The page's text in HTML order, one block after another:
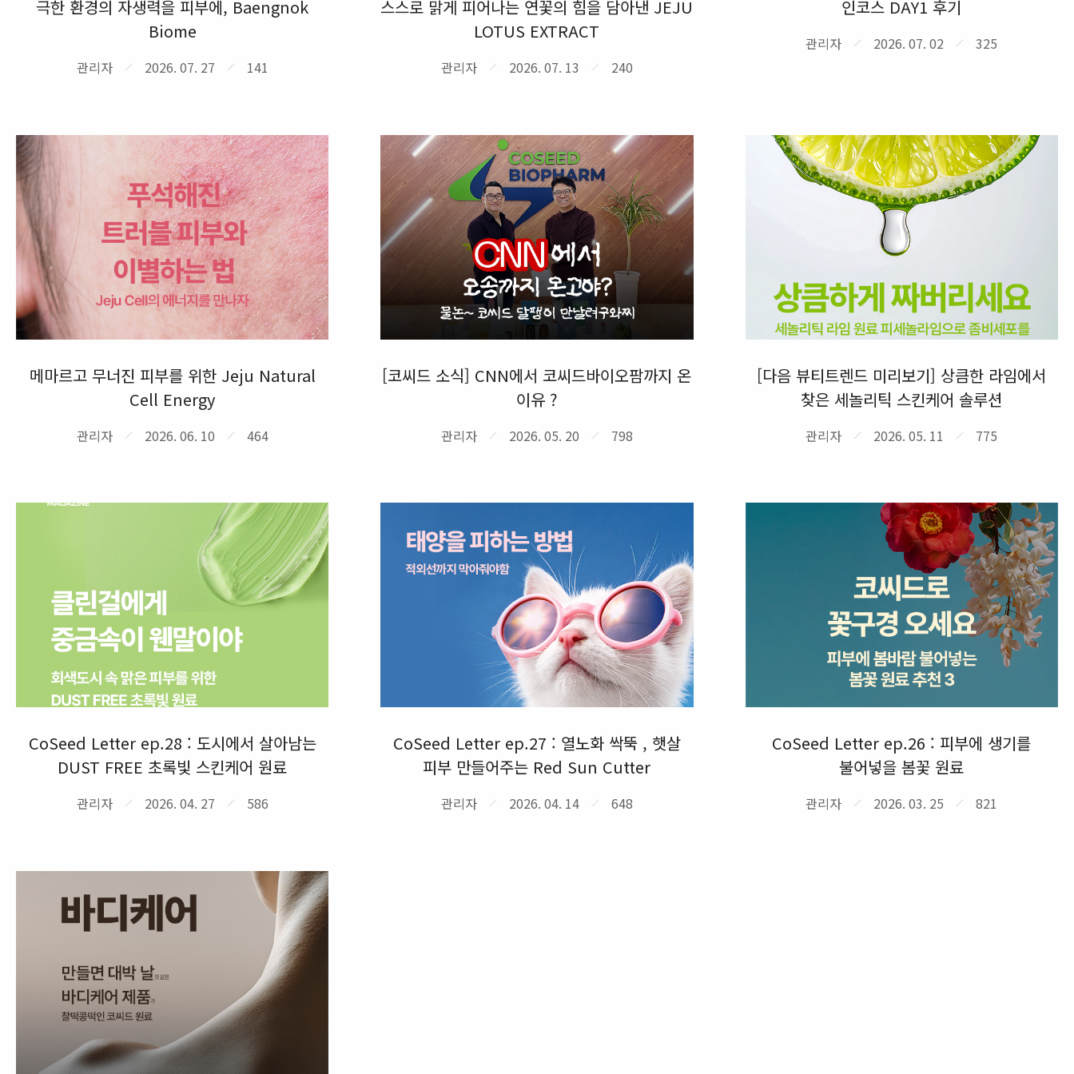
극한 환경의 자생력을 피부에, Baengnok
Biome
관리자 2026. 07. 27 141
스스로 맑게 피어나는 연꽃의 힘을 담아낸 JEJU
LOTUS EXTRACT
관리자 2026. 07. 13 240
인코스 DAY1 후기
관리자 2026. 07. 02 325
메마르고 무너진 피부를 위한 Jeju Natural
Cell Energy
관리자 2026. 06. 10 464
[코씨드 소식] CNN에서 코씨드바이오팜까지 온
이유 ?
관리자 2026. 05. 20 798
[다음 뷰티트렌드 미리보기] 상큼한 라임에서
찾은 세놀리틱 스킨케어 솔루션
관리자 2026. 05. 11 775
CoSeed Letter ep.28 : 도시에서 살아남는
DUST FREE 초록빛 스킨케어 원료
관리자 2026. 04. 27 586
CoSeed Letter ep.27 : 열노화 싹뚝 , 햇살
피부 만들어주는 Red Sun Cutter
관리자 2026. 04. 14 648
CoSeed Letter ep.26 : 피부에 생기를
불어넣을 봄꽃 원료
관리자 2026. 03. 25 821